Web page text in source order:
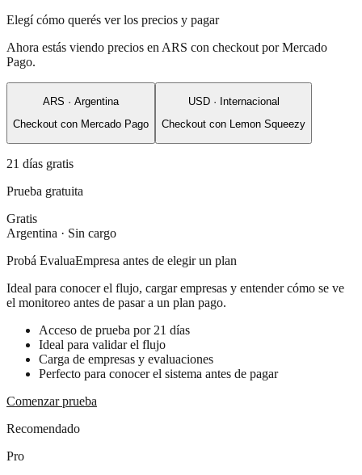
Elegí cómo querés ver los precios y pagar
Ahora estás viendo precios en ARS con checkout por Mercado
Pago.
ARS · Argentina
Checkout con Mercado Pago
USD · Internacional
Checkout con Lemon Squeezy
21 días gratis
Prueba gratuita
Gratis
Argentina · Sin cargo
Probá EvaluaEmpresa antes de elegir un plan
Ideal para conocer el flujo, cargar empresas y entender cómo se ve
el monitoreo antes de pasar a un plan pago.
Acceso de prueba por 21 días
Ideal para validar el flujo
Carga de empresas y evaluaciones
Perfecto para conocer el sistema antes de pagar
Comenzar prueba
Recomendado
Pro